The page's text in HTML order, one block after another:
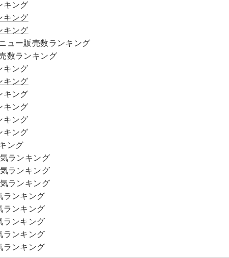
ング
ング
ング
ュー販売数ランキング
数ランキング
ング
ング
ング
ング
ング
ング
ング
ランキング
ランキング
ランキング
ンキング
ンキング
ンキング
ンキング
ンキング